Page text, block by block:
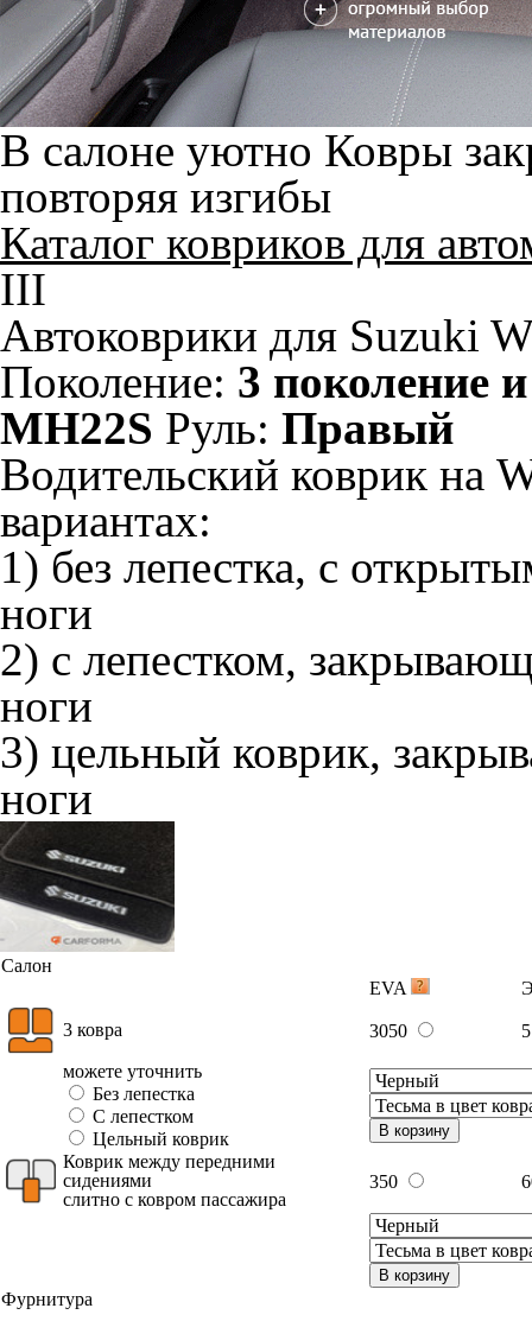
В салоне уютно Ковры
повторяя изгибы
Каталог ковриков для
III
Автоковрики для Suzuki
Поколение: 3 поколение
MH22S Руль: Правый
Водительский коврик на
вариантах:
1) без лепестка, с
ноги
2) с лепестком,
ноги
3) цельный коврик,
ноги
Салон
EVA
3 ковра 3050
можете уточнить
Без лепестка
С лепестком
Цельный коврик
В корзину
Коврик между передними
сидениями
слитно с ковром пассажира
350
В корзину
Фурнитура